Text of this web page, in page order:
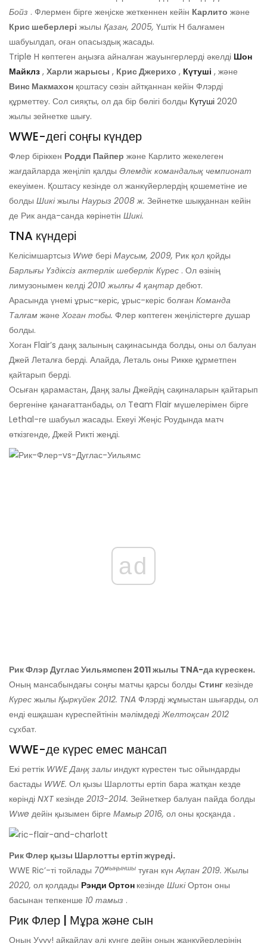
Бойз . Флермен бірге жеңіске жеткеннен кейін Карлито және
Крис шеберлері жылы Қазан, 2005, Үштік Н балғамен
шабуылдап, оған опасыздық жасады.
Triple H көптеген аңызға айналған жауынгерлерді әкелді Шон
Майклз , Харли жарысы , Крис Джерихо , Күтуші , және
Винс Макмахон қоштасу сөзін айтқаннан кейін Флэрді
құрметтеу. Сол сияқты, ол да бір бөлігі болды Күтуші 2020
жылы зейнетке шығу.
WWE-дегі соңғы күндер
Флер біріккен Родди Пайпер және Карлито жекелеген
жағдайларда жеңіліп қалды Әлемдік командалық чемпионат
екеуімен. Қоштасу кезінде ол жанкүйерлердің қошеметіне ие
болды Шикіжылы Наурыз 2008 ж. Зейнетке шыққаннан кейін
де Рик анда-санда көрінетін Шикі.
TNA күндері
Келісімшартсыз Wwe бері Маусым, 2009, Рик қол қойды
Барлығы Үздіксіз актерлік шеберлік Күрес . Ол өзінің
лимузонымен келді 2010 жылғы 4 қаңтар дебют.
Арасында үнемі ұрыс-керіс, ұрыс-керіс болған Команда
Талғам және Хоган тобы. Флер көптеген жеңілістерге душар
болды.
Хоган Flair’s даңқ залының сақинасында болды, оны ол балуан
Джей Леталға берді. Алайда, Леталь оны Рикке құрметпен
қайтарып берді.
Осыған қарамастан, Даңқ залы Джейдің сақиналарын қайтарып
бергеніне қанағаттанбады, ол Team Flair мүшелерімен бірге
Lethal-ге шабуыл жасады. Екеуі Жеңіс Роудында матч
өткізгенде, Джей Рикті жеңді.
ad
Рик Флэр Дуглас Уильямспен 2011 жылы TNA-да күрескен.
Оның мансабындағы соңғы матчы қарсы болды Стинг кезінде
Күрес жылы Қыркүйек 2012. TNA Флэрді жұмыстан шығарды, ол
енді ешқашан күреспейтінін мәлімдедіЖелтоқсан 2012
сұхбат.
WWE-де күрес емес мансап
Екі реттік WWE Даңқ залы индукт күрестен тыс ойындарды
бастады WWE. Ол қызы Шарлотты ертіп бара жатқан кезде
көрінді NXT кезінде 2013-2014. Зейнеткер балуан пайда болды
Wwe дейін қызымен бірге Мамыр 2016, ол оны қосқанда .
Рик Флер қызы Шарлотты ертіп жүреді.
WWE Ric’-ті тойлады 70мыңыншы туған күнАқпан 2019. Жылы
2020, ол қолдады Рэнди Ортон кезінде ШикіОртон оны
басынан тепкенше 10 тамыз .
Рик Флер | Мұра және сын
Оның Уууу! айқайлау әлі күнге дейін оның жанкүйерлерінің